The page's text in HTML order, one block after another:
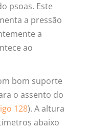
psoas. Este
a pressão
a
ao
bom suporte
o assento do
128). A altura
abaixo